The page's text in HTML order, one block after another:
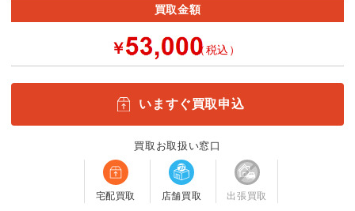
買取金額
￥ （税込）
いますぐ買取申込
買取お取扱い窓口
宅配買取 店舗買取 出張買取